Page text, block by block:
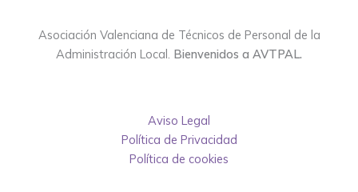
Asociación Valenciana de Técnicos de Personal de la
Administración Local. Bienvenidos a AVTPAL.
Aviso Legal
Política de Privacidad
Política de cookies